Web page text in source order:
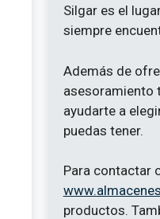
Silgar es el
siempre
Además de
asesoramiento
ayudarte a
puedas tener.
Para contactar
productos.